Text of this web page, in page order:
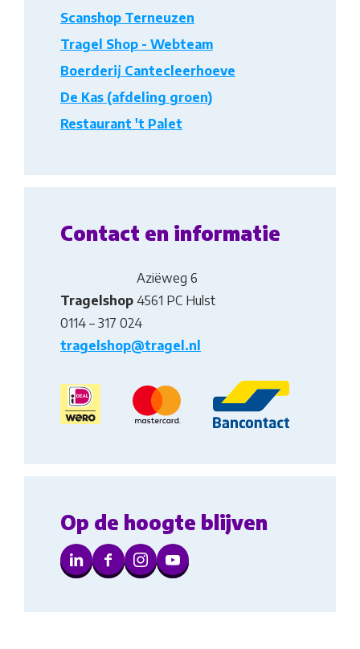
Scanshop Terneuzen
Tragel Shop - Webteam
Boerderij Cantecleerhoeve
De Kas (afdeling groen)
Restaurant 't Palet
Contact en informatie
Tragelshop
Aziëweg 6
4561 PC Hulst
0114 – 317 024
tragelshop@tragel.nl
Op de hoogte blijven